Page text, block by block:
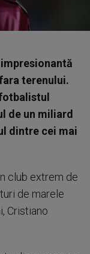
terenului.
de un miliard
dintre cei mai
club extrem de
de marele
Cristiano